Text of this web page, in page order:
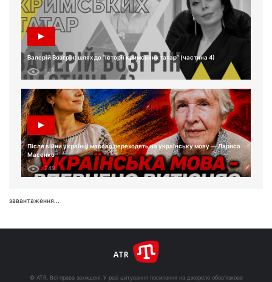
Валерій Возгрін: шлях до “Історії кримських татар” (частина 4)
177
Після війни українці масово переходять на українську мову — Лариса
Масенко
249
завантаження...
© ATR. Всі права захищені. У разі цитування посилання на джерело обов'язкове